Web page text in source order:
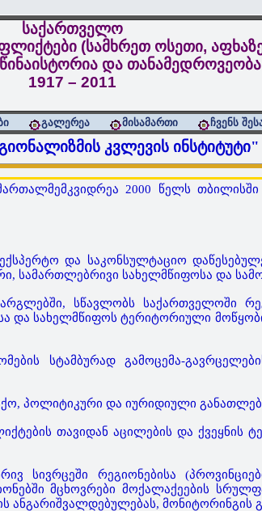
საქართველო
(სამხრეთ ოსეთი,
და თანამედროვეობა
1917 – 2011
გალერეა მისამართი ჩვენს
კვლევის ინსტიტუტი"
2000 წელს
და საკონსულტაციო
სამართლებრივი სახელმწიფოსა და
სწავლობს საქართველოში
და სახელმწიფოს ტერიტორიული
სტამბურად გამოცემა-
პოლიტიკური და იურიდიული
თავიდან აცილების და ქვეყნის
სივრცეში რეგიონებისა
მცხოვრები მოქალაქეების
ანგარიშვალდებულებას, მონიტორინგის